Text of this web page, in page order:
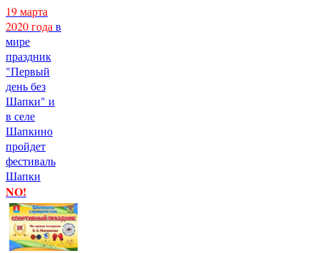
19 марта
2020 года в
мире
праздник
"Первый
день без
Шапки" и
в селе
Шапкино
пройдет
фестиваль
Шапки
NO!